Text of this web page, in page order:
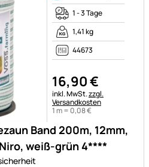
Band 200m, 12mm,
weiß-grün 4****
1 - 3 Tage
1,41 kg
44673
16,90€
Steuerhinweis:
inkl. MwSt.zzgl.
Versandkosten
1 m = 0,08€